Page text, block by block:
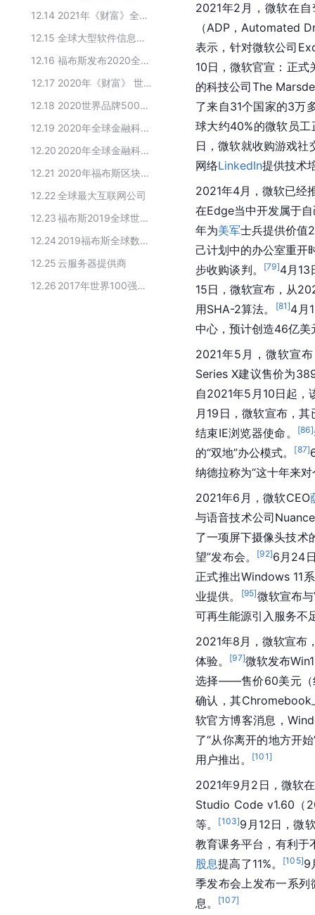
12.14
2021年《财富》全球最受赞赏公司
12.15
全球大型软件信息技术企业
12.16
福布斯发布2020全球品牌价值100强
12.17
2020年《财富》 世界500强TOP100
12.18
2020世界品牌500强TOP10
12.19
2020年全球金融科技专利百强榜—美国入围企业
12.20
2020年全球金融科技专利排行榜top100
12.21
2020年福布斯区块链50强榜单（第2期）
12.22全球最大互联网公司
12.23
福布斯2019全球世界品牌价值100强榜单
12.24
2019福布斯全球数字经济100强榜
12.25云服务器提供商
12.26
2017年世界100强企业在华贡献排行榜
2021年2月，微软在
（ADP，Automated
表示，针对微软公司
10日，微软官宣：正
的科技公司The
了来自31个国家的3万
球大约40%的微软 员
日，微软就收购游戏社
网络LinkedIn提供技术
2021年4月，微软已经
在Edge当中开发属于
年为美军士兵提供价值
己计划中的办公室重开
步收购谈判。
[79]4月13
15日，微软宣布，从
用SHA-2算法。
[81]4月
中心，预计创造46亿
2021年5月，微软宣
Series X建议售价为
自2021年5月10日起，
月19日，微软宣布，
结束IE浏览器使命。
[86]
的“双地”办公模式。
[87]
纳德拉称为“这十年来
2021年6月，微软CEO
与语音技术公司
了一项屏下摄像头技术
望”发布会。
[92]6月24
正式推出Windows 11
业提供。
[95]微软宣布
可再生能源引入服务不
2021年8月，微软宣布
体验。
[97]微软发布
选择——售价60美元（
确认，其Chromebook
软官方博客消息，
了“从你离开的地方开
用户推出。
[101]
2021年9月2日，微软
Studio Code v1.60（
等。
[103]9月12日，微
教育课务平台，有利于
股息提高了11%。 [105]9
季发布会上发布一系
息。
[107]